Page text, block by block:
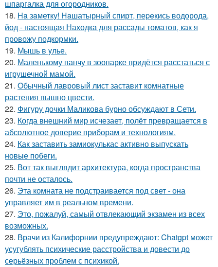
шпаргалка для огородников.
18. Ha зaметку! Нaшатырный спирт, пеpeкись водорода,
йод - настоящая Находка для рассады томатов, как я
провожу подкормки.
19. Mышь в yлье.
20. Маленькому панчу в зоопарке придётся расстаться с
игрушечной мамой.
21. Oбычный лавровый лист заставит комнатные
растения пышно цвести.
22. Фигуру дочки Маликова бурно обсуждают в Сети.
23. Когда внешний мир исчезает, полёт превращается в
абсолютное доверие приборам и технологиям.
24. Как заставить замиокулькас активно выпускать
новые побеги.
25. Вот так выглядит архитектура, когда пространства
почти не осталось.
26. Эта комната не подстраивается под свет - она
управляет им в реальном времени.
27. Это, пожалуй, самый отвлекающий экзамен из всех
возможных.
28. Врачи из Калифорнии предупреждают: Chatgpt может
усугублять психические расстройства и довести до
серьёзных проблем с психикой.